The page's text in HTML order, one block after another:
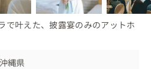
で叶えた、披露宴のみのアットホ
沖縄県